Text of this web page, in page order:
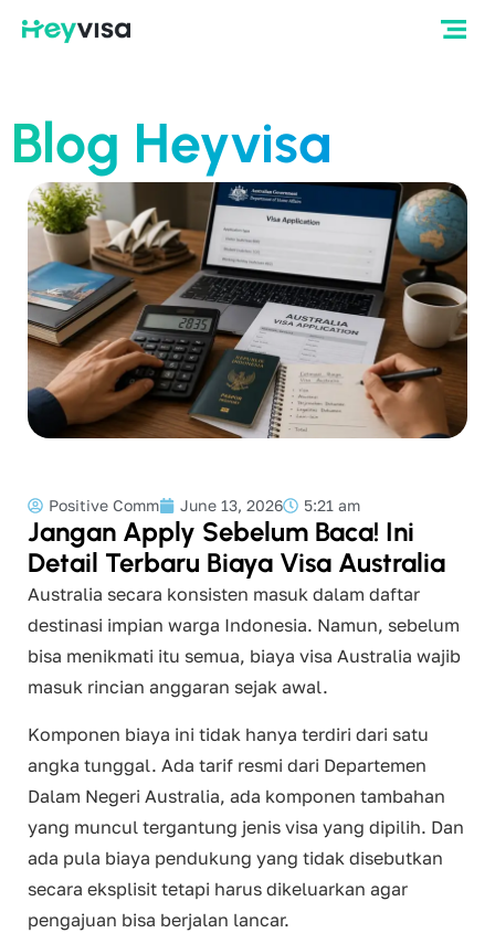
Blog Heyvisa
Positive Comm June 13, 2026 5:21 am
Jangan Apply Sebelum Baca! Ini
Detail Terbaru Biaya Visa Australia
Australia secara konsisten masuk dalam daftar
destinasi impian warga Indonesia. Namun, sebelum
bisa menikmati itu semua, biaya visa Australia wajib
masuk rincian anggaran sejak awal.
Komponen biaya ini tidak hanya terdiri dari satu
angka tunggal. Ada tarif resmi dari Departemen
Dalam Negeri Australia, ada komponen tambahan
yang muncul tergantung jenis visa yang dipilih. Dan
ada pula biaya pendukung yang tidak disebutkan
secara eksplisit tetapi harus dikeluarkan agar
pengajuan bisa berjalan lancar.